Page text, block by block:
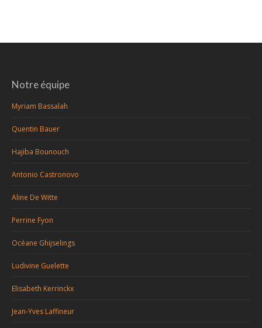
Notre équipe
Myriam Bassalah
Quentin Bauer
Hajiba Bounouch
Antonio Castronovo
Aline De Witte
Perrine Fyon
Océane Ghijselings
Ludivine Guelette
Elisabeth Kerrinckx
Jean-Yves Laffineur